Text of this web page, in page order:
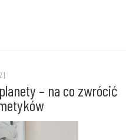
– na co zwrócić